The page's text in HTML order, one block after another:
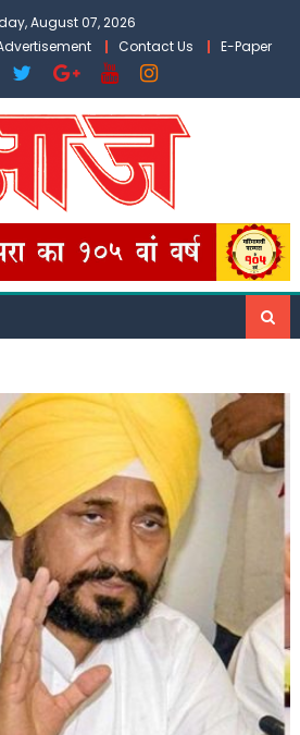
August 07, 2026
Contact Us E-Paper